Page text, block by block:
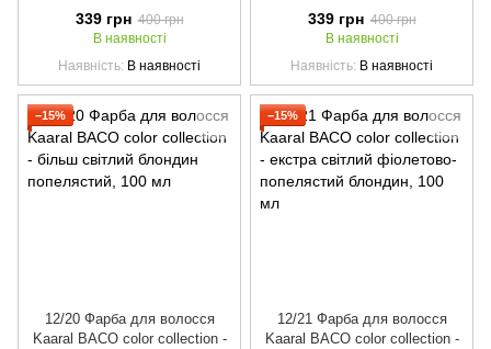
339 грн 400 грн
В наявності
Наявність В наявності
339 грн 400 грн
В наявності
Наявність В наявності
−15%
12/20 Фарба для волосся
Kaaral BACO color collection -
−15%
12/21 Фарба для волосся
Kaaral BACO color collection -